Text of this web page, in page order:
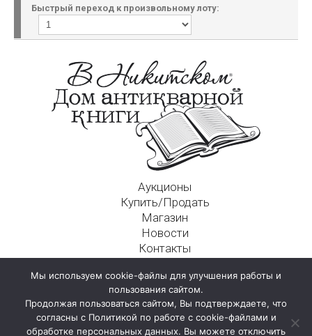
Быстрый переход к произвольному лоту:
Аукционы
Купить/Продать
Магазин
Новости
Контакты
125009, г. Москва, Никитский пер., д. 4а, стр. 1
Мы используем cookie-файлы для улучшения работы и
пользования сайтом.
Продолжая пользоваться сайтом, Вы подтверждаете, что
согласны с Политикой по работе с cookie-файлами и
обработке персональных данных. Вы можете отключить